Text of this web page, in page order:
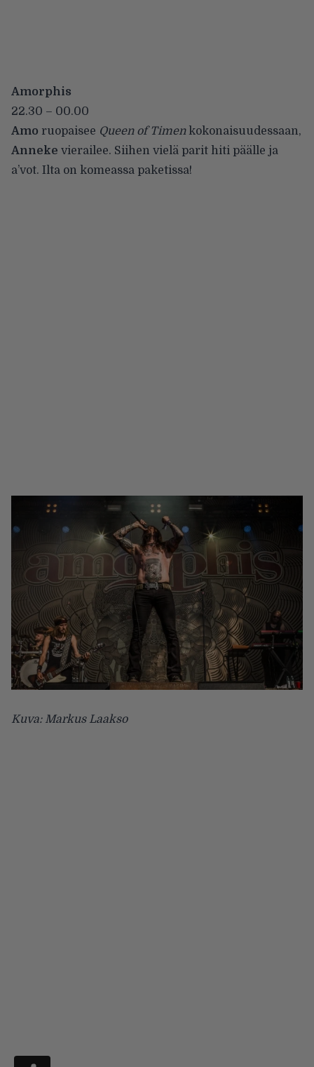
Amorphis
22.30 – 00.00
Amo ruopaisee Queen of Timenkokonaisuudessaan,
Anneke vierailee. Siihen vielä parit hiti päälle ja
a’vot. Ilta on komeassa paketissa!
Kuva: Markus Laakso